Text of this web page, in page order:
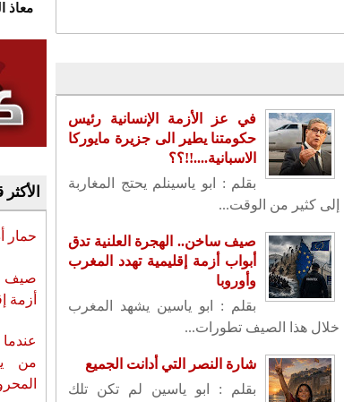
في عز الأزمة الإنسانية رئيس
حكومتنا يطير الى جزيرة مايوركا
الاسبانية....!!؟؟
بقلم : ابو ياسينلم يحتج المغاربة
إلى كثير من الوقت...
صيف ساخن.. الهجرة العلنية تدق
أبواب أزمة إقليمية تهدد المغرب
وأوروبا
بقلم : ابو ياسين يشهد المغرب
خلال هذا الصيف تطورات...
شارة النصر التي أدانت الجميع
بقلم : ابو ياسين لم تكن تلك
معاذ
حمار
صيف
أزمة
من